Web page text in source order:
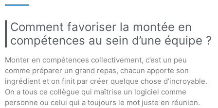
Comment favoriser la montée en
compétences au sein d’une équipe ?
Monter en compétences collectivement, c’est un peu
comme préparer un grand repas, chacun apporte son
ingrédient et on finit par créer quelque chose d’incroyable.
On a tous ce collègue qui maîtrise un logiciel comme
personne ou celui qui a toujours le mot juste en réunion.